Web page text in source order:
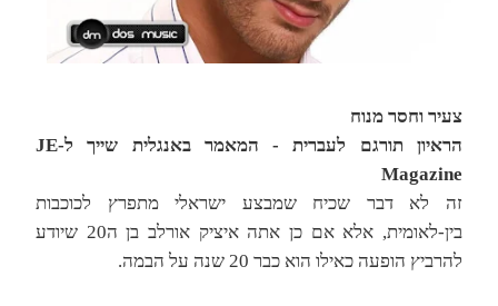
צעיר וחסר מנוח
הראיון תורגם לעברית - המאמר באנגלית שייך ל-JE
Magazine
זה לא דבר שכיח שמבצע ישראלי מתפרץ לכוכבות
בין-לאומית, אלא אם כן אתה איציק אורלב בן ה20 שיודע
להרביץ הופעה כאילו הוא כבר 20 שנה על הבמה.